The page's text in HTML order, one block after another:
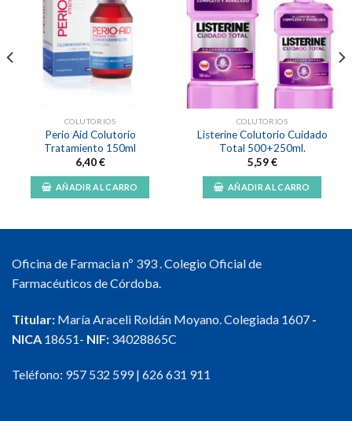
Añadir
COLUTORIOS
Perio Aid Colutorio
Tratamiento 150ml
6,40€
AÑADIR AL CARRO
Añadir
a la
lista de
deseos
COLUTORIOS
Listerine Colutorio Cuidado
Total 500+250ml.
5,59€
AÑADIR AL CARRO
Oficina de Farmacia nº 393 . Colegio Oficial de
Farmacéuticos de Córdoba.
Titular: María Araceli Roldán Moyano. Colegiada 1607 -
NICA 18651- NIF: 34028865C
Teléfono: 957 532 599| 626 631 911